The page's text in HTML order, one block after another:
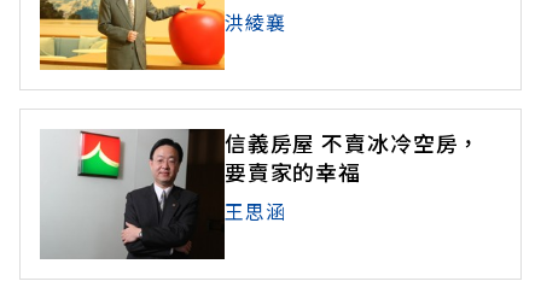
洪綾襄
信義房屋 不賣冰冷空房，
要賣家的幸福
王思涵